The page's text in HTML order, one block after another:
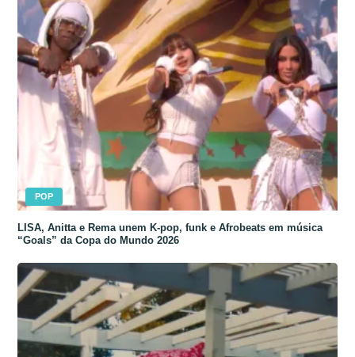
POP
LISA, Anitta e Rema unem K-pop, funk e Afrobeats em música
“Goals” da Copa do Mundo 2026